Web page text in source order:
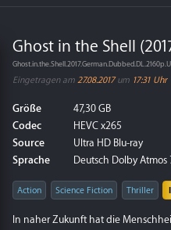
Ghost in the Shell
Eingetragen am 27.08.2017um 17:31 Uhr
Größe
47,30 GB
Codec
HEVC x265
Source
Ultra HD Blu-ray
Sprache
Deutsch Dolby Atmos
Action Science Fiction Thriller
In naher Zukunft hat die